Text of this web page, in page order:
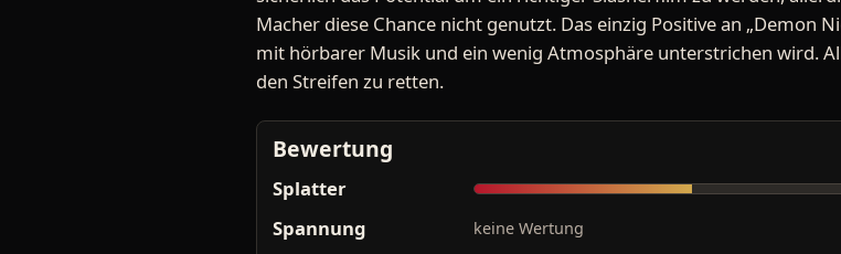
Macher diese Chance nicht genutzt. Das einzig Positive an „Demon
mit hörbarer Musik und ein wenig Atmosphäre unterstrichen wird.
den Streifen zu retten.
Bewertung
Splatter
Spannung keine Wertung